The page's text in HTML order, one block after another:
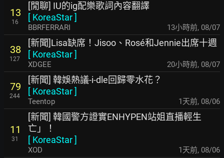
13
16
[閒聊] IU的ig配樂歌詞內容翻譯
[ KoreaStar]
BBRFERRARI 13小時前, 08/07
38
127
[新聞]Lisa缺席！Jisoo、Rosé和Jennie出席十週
[ KoreaStar]
XDGEE 20小時前, 08/07
79
244
[新聞] 韓娛熱議-i-dle回歸零水花？
[ KoreaStar]
Teentop 1天前, 08/06
11
31
[新聞] 韓國警方證實ENHYPEN站姐直播輕生
亡」！
[ KoreaStar]
XOD 1天前, 08/06